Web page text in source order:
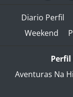
Diario Perfil
Weekend
Perfil
Aventuras Na